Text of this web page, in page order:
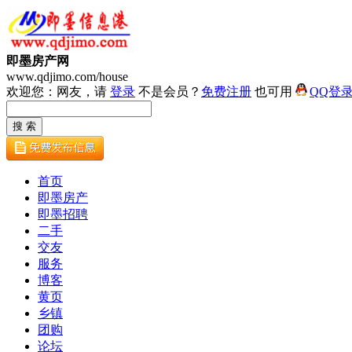
即墨房产网
www.qdjimo.com/house
欢迎您：网友，请 登录 不是会员？ 免费注册 也可用 QQ登
首页
即墨房产
即墨招聘
二手
交友
服务
博客
黄页
乡镇
团购
论坛